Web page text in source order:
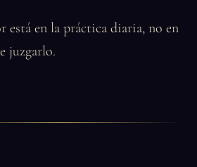
está en la práctica diaria, no en
juzgarlo.